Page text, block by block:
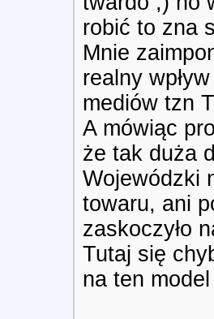
robić to zna
Mnie
realny
mediów tzn
A mówiąc
że tak duża
Wojewódzki
towaru, ani
zaskoczyło
Tutaj się
na ten